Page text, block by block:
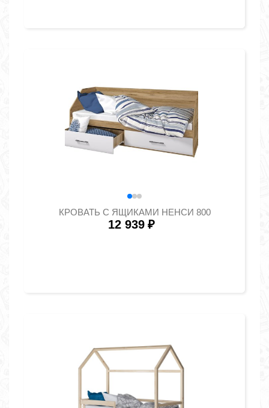
КРОВАТЬ С ЯЩИКАМИ НЕНСИ 800
12 939 ₽